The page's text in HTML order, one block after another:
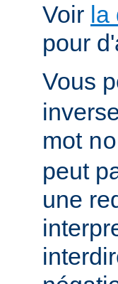
Voir la
pour
Vous
mot
peut
une